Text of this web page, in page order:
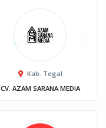
Kab. Tegal
CV. AZAM SARANA MEDIA